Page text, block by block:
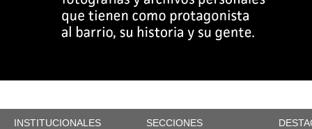
INSTITUCIONALES SECCIONES